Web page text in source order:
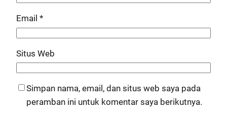
Email *
Situs Web
Simpan nama, email, dan situs web saya pada
peramban ini untuk komentar saya berikutnya.